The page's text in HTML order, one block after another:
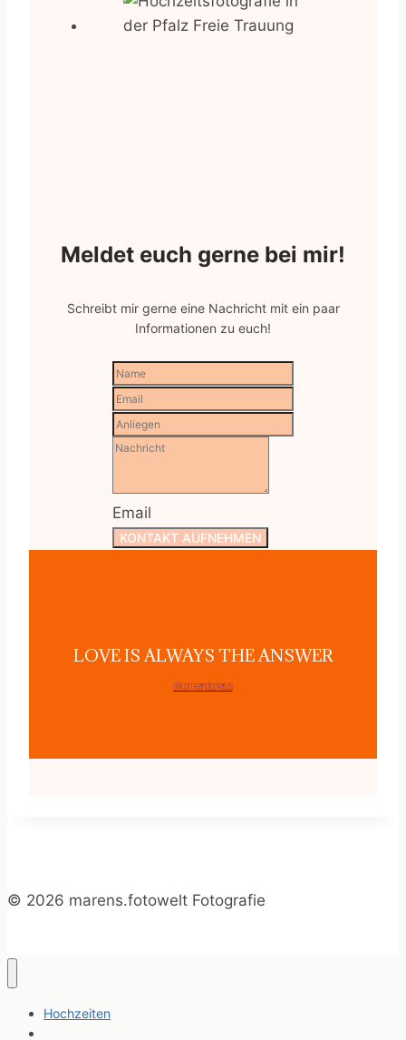
Meldet euch gerne bei mir!
Schreibt mir gerne eine Nachricht mit ein paar
Informationen zu euch!
Email
KONTAKT AUFNEHMEN
LOVE IS ALWAYS THE ANSWER
@comeandlookatus
© 2026 marens.fotowelt Fotografie
Hochzeiten